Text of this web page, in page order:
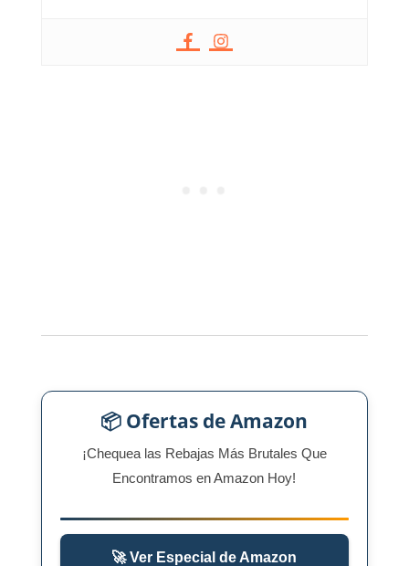
📦 Ofertas de Amazon
¡Chequea las Rebajas Más Brutales Que
Encontramos en Amazon Hoy!
🚀 Ver Especial de Amazon